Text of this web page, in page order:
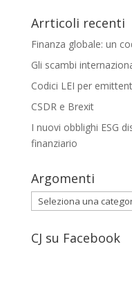
Arrticoli recenti
Finanza globale: un
Gli scambi
Codici LEI per
CSDR e Brexit
I nuovi obblighi ESG
finanziario
Argomenti
Argomenti
CJ su Facebook